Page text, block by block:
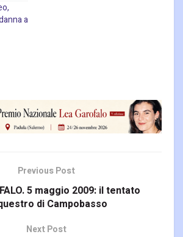
a
Previous Post
5 maggio 2009: il tentato
di Campobasso
Next Post